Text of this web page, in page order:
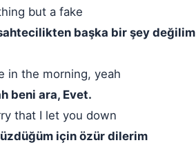
but a fake
başka bir şey değilim
in the morning, yeah
beni ara, Evet.
that I let you down
için özür dilerim